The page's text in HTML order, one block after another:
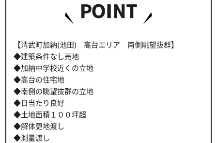
【清武町加納(池田) 高台エリア 南側眺望抜群】
◆建築条件なし売地
◆加納中学校近くの立地
◆高台の住宅地
◆南側の眺望抜群の立地
◆日当たり良好
◆土地面積１００坪超
◆解体更地渡し
◆測量渡し